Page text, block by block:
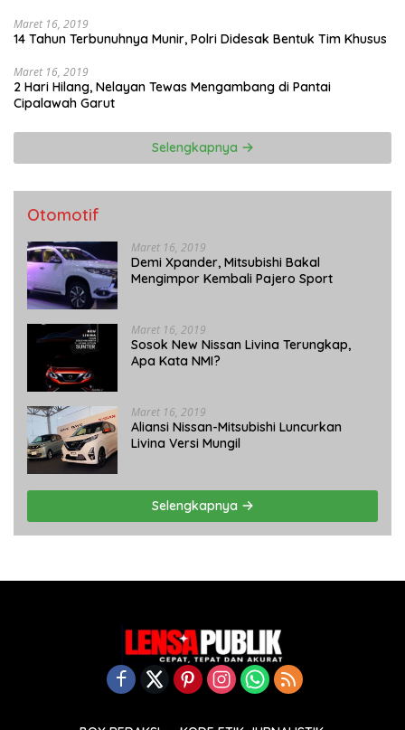
Maret 16, 2019
14 Tahun Terbunuhnya Munir, Polri Didesak Bentuk Tim Khusus
Maret 16, 2019
2 Hari Hilang, Nelayan Tewas Mengambang di Pantai
Cipalawah Garut
Selengkapnya
Otomotif
Maret 16, 2019
Demi Xpander, Mitsubishi Bakal
Mengimpor Kembali Pajero Sport
Maret 16, 2019
Sosok New Nissan Livina Terungkap,
Apa Kata NMI?
Maret 16, 2019
Aliansi Nissan-Mitsubishi Luncurkan
Livina Versi Mungil
Selengkapnya